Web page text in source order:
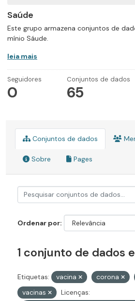
Saúde
Este grupo armazena conjuntos de
mínio Sáude.
leia mais
Seguidores
0
Conjuntos de dados
65
Conjuntos de dados
Sobre Pages
Ordenar por
1 conjunto de dados
Etiquetas: vacina corona
vacinas
Licenças: